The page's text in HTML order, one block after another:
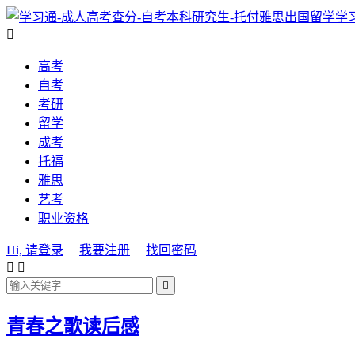
学

高考
自考
考研
留学
成考
托福
雅思
艺考
职业资格
Hi, 请登录 我要注册
找回密码
 

青春之歌读后感